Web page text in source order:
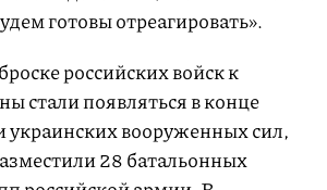
готовы отреагировать».
российских войск к
стали появляться в конце
украинских вооруженных сил,
28 батальонных